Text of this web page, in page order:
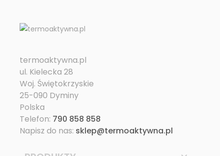
termoaktywna.pl
ul. Kielecka 28
Woj. Świętokrzyskie
25-090 Dyminy
Polska
Telefon: 790 858 858
Napisz do nas: sklep@termoaktywna.pl